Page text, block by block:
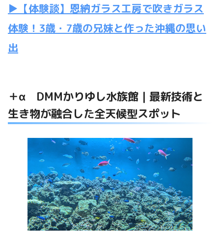
▶【体験談】恩納ガラス工房で吹きガラス
体験！3歳・7歳の兄妹と作った沖縄の思い
出
＋α DMMかりゆし水族館｜最新技術と
生き物が融合した全天候型スポット